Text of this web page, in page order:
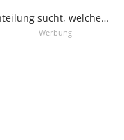
sucht, welcher
kann sich in der